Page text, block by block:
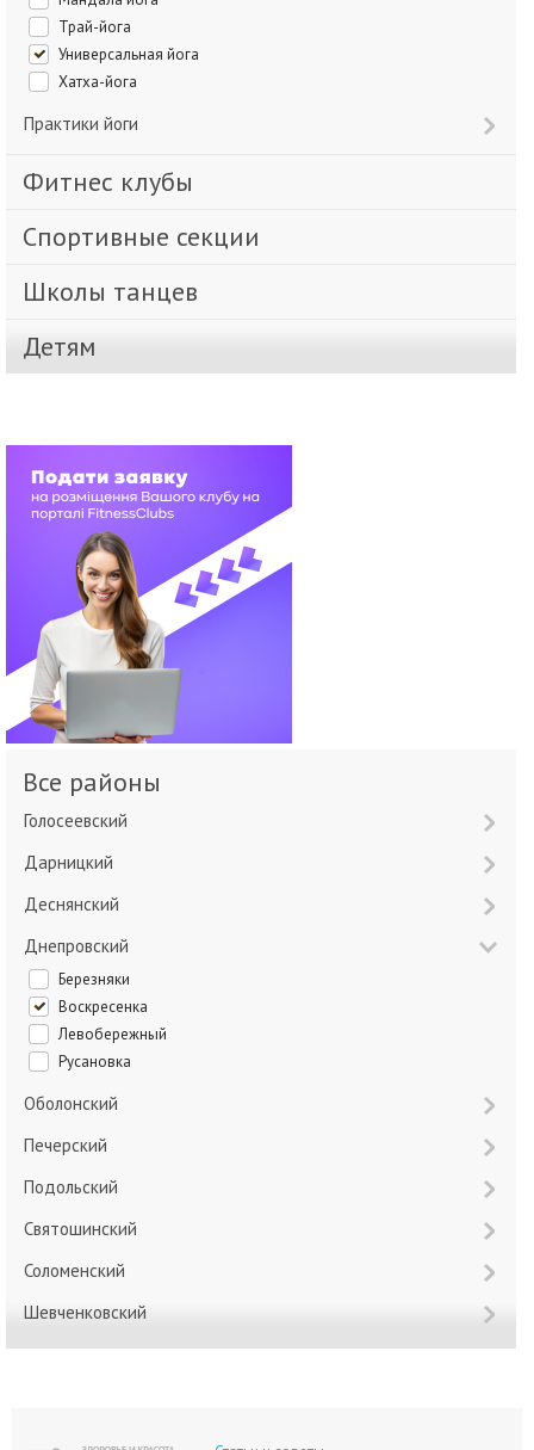
Трай-йога
Универсальная йога
Хатха-йога
Практики йоги
Фитнес клубы
Спортивные секции
Школы танцев
Детям
Все районы
Голосеевский
Дарницкий
Деснянский
Днепровский
Березняки
Воскресенка
Левобережный
Русановка
Оболонский
Печерский
Подольский
Святошинский
Соломенский
Шевченковский